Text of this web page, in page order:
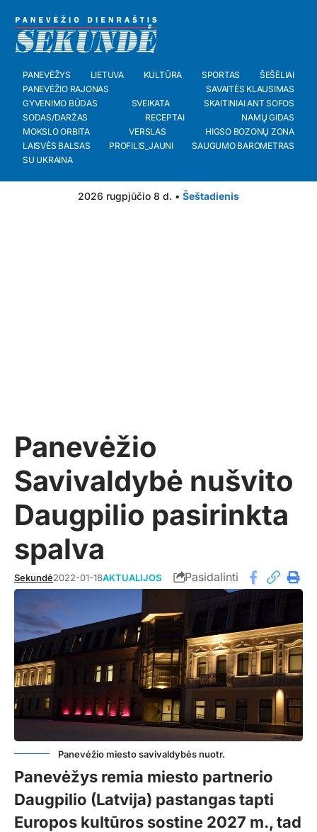
PANEVĖŽYS LIETUVA KULTŪRA SPORTAS
ŠEŠĖLIAI
PANEVĖŽIO RAJONAS
SAVAITĖS KLAUSIMAS
GYVENIMO BŪDAS
SVEIKATA
SKAITINIAI ANT SOFOS
SODAS/DARŽAS
RECEPTAI
NAMŲ GIDAS
MOKSLO ORBITA
VERSLAS
HIGSO BOZONŲ ZONA
LAISVĖS BALSAS
PROFILIS_JAUNI
SAUGUMO BAROMETRAS
SU UKRAINA
2026 rugpjūčio 8 d. • Šeštadienis
Panevėžio
Savivaldybė nušvito
Daugpilio pasirinkta
spalva
Sekundė2022-01-18AKTUALIJOS Pasidalinti
Panevėžio miesto savivaldybės nuotr.
Panevėžys remia miesto partnerio
Daugpilio (Latvija) pastangas tapti
Europos kultūros sostine 2027 m., tad